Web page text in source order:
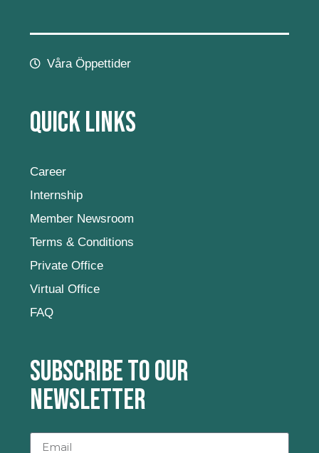
Våra Öppettider
Quick Links
Career
Internship
Member Newsroom
Terms & Conditions
Private Office
Virtual Office
FAQ
Subscribe to our
newsletter